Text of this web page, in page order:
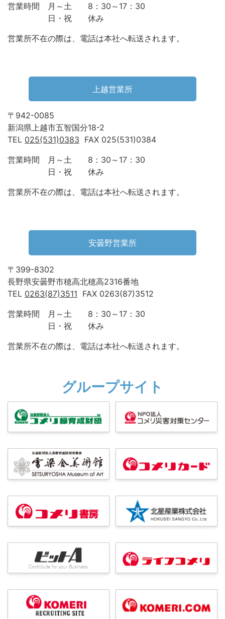
営業時間 月～土 8：30～17：30
日・祝 休み
営業所不在の際は、電話は本社へ転送されます。
上越営業所
〒942-0085
新潟県上越市五智国分18-2
TEL 025(531)0383 FAX 025(531)0384
営業時間 月～土 8：30～17：30
日・祝 休み
営業所不在の際は、電話は本社へ転送されます。
安曇野営業所
〒399-8302
長野県安曇野市穂高北穂高2316番地
TEL 0263(87)3511 FAX 0263(87)3512
営業時間 月～土 8：30～17：30
日・祝 休み
営業所不在の際は、電話は本社へ転送されます。
グループサイト